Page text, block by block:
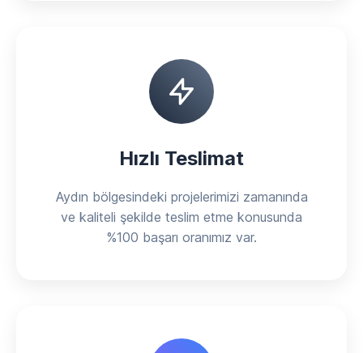
Hızlı Teslimat
Aydın bölgesindeki projelerimizi zamanında
ve kaliteli şekilde teslim etme konusunda
%100 başarı oranımız var.